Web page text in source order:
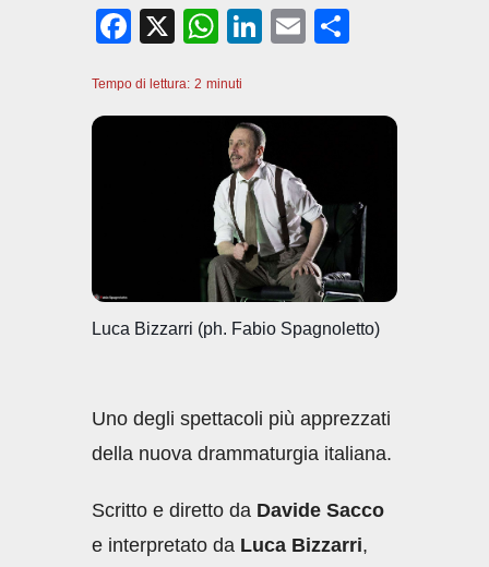
F
c
X
W
at
s
A
p
p
Li
e
dI
n
E
di
Tempo di lettura: 2 minuti
Luca Bizzarri (ph. Fabio Spagnoletto)
Uno degli spettacoli più apprezzati
della nuova drammaturgia italiana.
Scritto e diretto da Davide Sacco
e interpretato da Luca Bizzarri,